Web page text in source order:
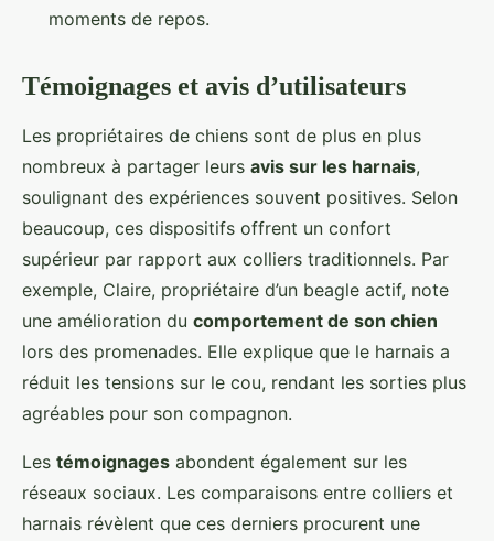
moments de repos.
Témoignages et avis d’utilisateurs
Les propriétaires de chiens sont de plus en plus
nombreux à partager leurs avis sur les harnais,
soulignant des expériences souvent positives. Selon
beaucoup, ces dispositifs offrent un confort
supérieur par rapport aux colliers traditionnels. Par
exemple, Claire, propriétaire d’un beagle actif, note
une amélioration du comportement de son chien
lors des promenades. Elle explique que le harnais a
réduit les tensions sur le cou, rendant les sorties plus
agréables pour son compagnon.
Les témoignages abondent également sur les
réseaux sociaux. Les comparaisons entre colliers et
harnais révèlent que ces derniers procurent une